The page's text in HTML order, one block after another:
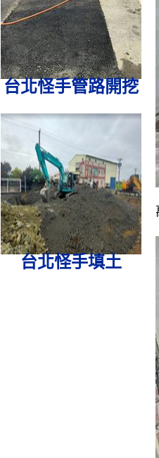
台北怪手管路開挖
台北怪手填土